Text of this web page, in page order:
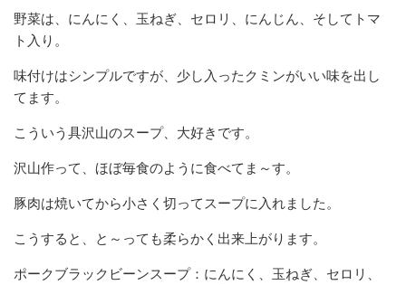
野菜は、にんにく、玉ねぎ、セロリ、にんじん、そしてトマ
ト入り。
味付けはシンプルですが、少し入ったクミンがいい味を出し
てます。
こういう具沢山のスープ、大好きです。
沢山作って、ほぼ毎食のように食べてま～す。
豚肉は焼いてから小さく切ってスープに入れました。
こうすると、と～っても柔らかく出来上がります。
ポークブラックビーンスープ：にんにく、玉ねぎ、セロリ、